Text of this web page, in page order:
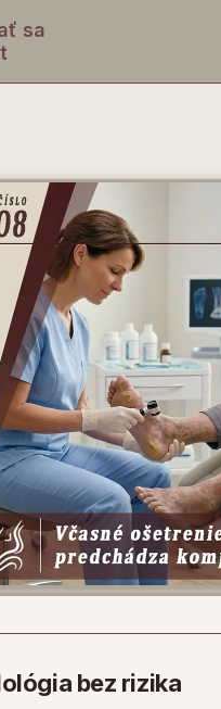
sa
bez rizika